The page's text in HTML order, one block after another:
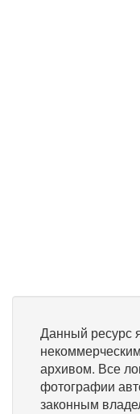
Данный ресурс
архивом. Все
фотографии
законным